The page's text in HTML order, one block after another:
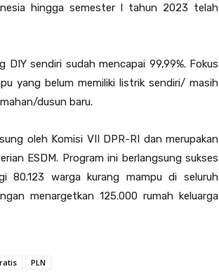
hingga semester I tahun 2023 telah
sendiri sudah mencapai 99,99%. Fokus
yang belum memiliki listrik sendiri/ masih
dusun baru.
oleh Komisi VII DPR-RI dan merupakan
ESDM. Program ini berlangsung sukses
80.123 warga kurang mampu di seluruh
menargetkan 125.000 rumah keluarga
PLN